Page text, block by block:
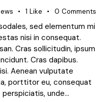
1 Like 0 Comments
sed elementum mi
nisi in consequat.
Cras sollicitudin, ipsum
Cras dapibus.
Aenean vulputate
porttitor eu, consequat
unde…